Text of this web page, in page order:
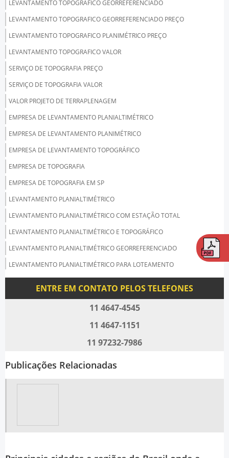
LEVANTAMENTO TOPOGRAFICO GEORREFERENCIADO
LEVANTAMENTO TOPOGRAFICO GEORREFERENCIADO PREÇO
LEVANTAMENTO TOPOGRAFICO PLANIMÉTRICO PREÇO
LEVANTAMENTO TOPOGRAFICO VALOR
SERVIÇO DE TOPOGRAFIA PREÇO
SERVIÇO DE TOPOGRAFIA VALOR
VALOR PROJETO DE TERRAPLENAGEM
EMPRESA DE LEVANTAMENTO PLANIALTIMÉTRICO
EMPRESA DE LEVANTAMENTO PLANIMÉTRICO
EMPRESA DE LEVANTAMENTO TOPOGRÁFICO
EMPRESA DE TOPOGRAFIA
EMPRESA DE TOPOGRAFIA EM SP
LEVANTAMENTO PLANIALTIMÉTRICO
LEVANTAMENTO PLANIALTIMÉTRICO COM ESTAÇÃO TOTAL
LEVANTAMENTO PLANIALTIMÉTRICO E TOPOGRÁFICO
LEVANTAMENTO PLANIALTIMÉTRICO GEORREFERENCIADO
LEVANTAMENTO PLANIALTIMÉTRICO PARA LOTEAMENTO
LEVANTAMENTO PLANIMÉTRICO COM GPS
LEVANTAMENTO PLANIMÉTRICO SP
LEVANTAMENTO PLANIMÉTRICO TOPOGRAFIA
LEVANTAMENTO TOPOGRÁFICO
LEVANTAMENTO TOPOGRÁFICO ALTIMÉTRICO
PROJETO DE TERRAPLENAGEM PARA LOTEAMENTOS
ENTRE EM CONTATO PELOS TELEFONES
11 4647-4545
11 4647-1151
11 97232-7986
Publicações Relacionadas